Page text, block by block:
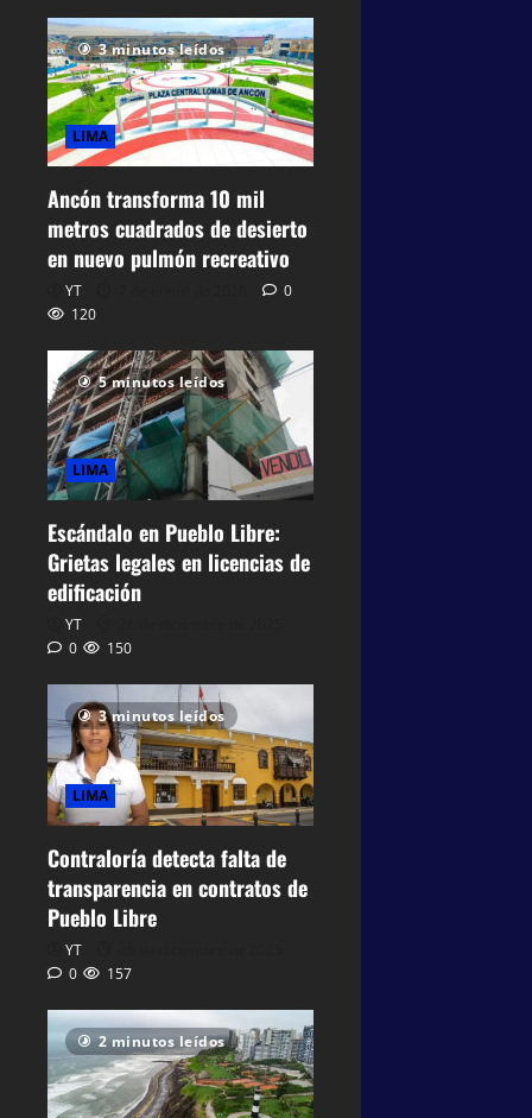
3 minutos leídos
LIMA
Ancón transforma 10 mil
metros cuadrados de desierto
en nuevo pulmón recreativo
YT
0
120
5 minutos leídos
LIMA
Escándalo en Pueblo Libre:
Grietas legales en licencias de
edificación
YT
0
150
3 minutos leídos
LIMA
Contraloría detecta falta de
transparencia en contratos de
Pueblo Libre
YT
0
157
2 minutos leídos